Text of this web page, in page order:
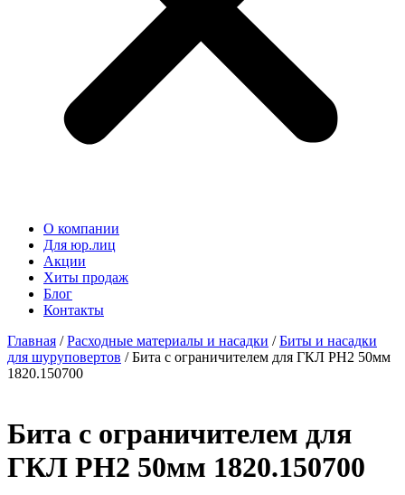
О компании
Для юр.лиц
Акции
Хиты продаж
Блог
Контакты
Главная /Расходные материалы и насадки /Биты и насадки
для шуруповертов / Бита с ограничителем для ГКЛ РН2 50мм
1820.150700
Бита с ограничителем для
ГКЛ РН2 50мм 1820.150700